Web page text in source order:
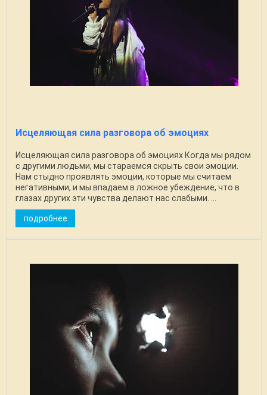
Исцеляющая сила разговора об эмоциях
Исцеляющая сила разговора об эмоциях Когда мы рядом
с другими людьми, мы стараемся скрыть свои эмоции.
Нам стыдно проявлять эмоции, которые мы считаем
негативными, и мы впадаем в ложное убеждение, что в
глазах других эти чувства делают нас слабыми. ...
подробнее